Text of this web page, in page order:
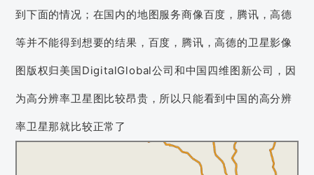
到下面的情况；在国内的地图服务商像百度，腾讯，高德
等并不能得到想要的结果，百度，腾讯，高德的卫星影像
图版权归美国DigitalGlobal公司和中国四维图新公司，因
为高分辨率卫星图比较昂贵，所以只能看到中国的高分辨
率卫星那就比较正常了